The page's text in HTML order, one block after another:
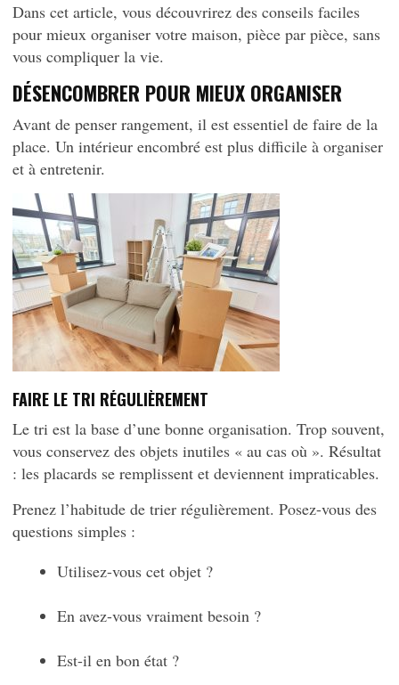
Dans cet article, vous découvrirez des conseils faciles
pour mieux organiser votre maison, pièce par pièce, sans
vous compliquer la vie.
DÉSENCOMBRER POUR MIEUX ORGANISER
Avant de penser rangement, il est essentiel de faire de la
place. Un intérieur encombré est plus difficile à organiser
et à entretenir.
FAIRE LE TRI RÉGULIÈREMENT
Le tri est la base d’une bonne organisation. Trop souvent,
vous conservez des objets inutiles « au cas où ». Résultat
: les placards se remplissent et deviennent impraticables.
Prenez l’habitude de trier régulièrement. Posez-vous des
questions simples :
Utilisez-vous cet objet ?
En avez-vous vraiment besoin ?
Est-il en bon état ?